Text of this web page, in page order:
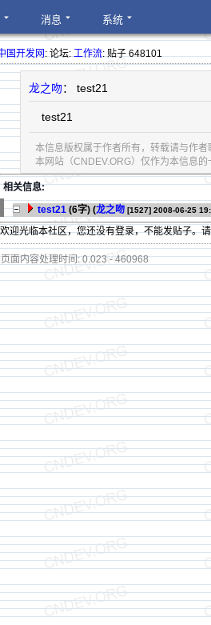
消息 系统
国开发网: 论坛:工作流: 贴子 648101
龙之吻： test21
test21
本信息版权属于作者所有，转载请与作
本网站（CNDEV.ORG）仅作为本信息
相关信息:
test21 (6字) (龙之吻 [1527] 2008-06-25
欢迎光临本社区，您还没有登录，不能发贴子。
页面内容处理时间: 0.023 - 460968